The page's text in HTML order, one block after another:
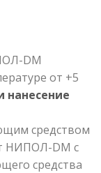
DM
от +5
нанесение
средством
НИПОЛ-DM с
средства